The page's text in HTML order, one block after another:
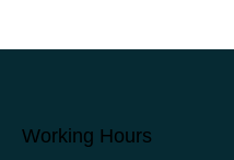
Working Hours